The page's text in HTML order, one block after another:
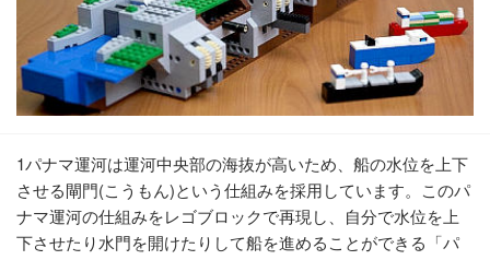
1パナマ運河は運河中央部の海抜が高いため、船の水位を上下
させる閘門(こうもん)という仕組みを採用しています。このパ
ナマ運河の仕組みをレゴブロックで再現し、自分で水位を上
下させたり水門を開けたりして船を進めることができる「パ